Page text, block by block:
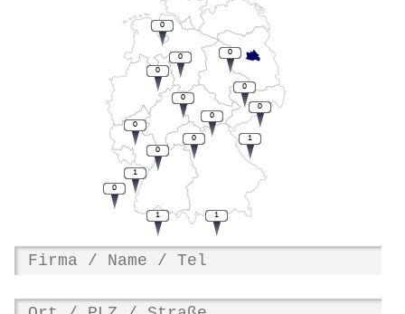
1
0
0
0
0
0
0
0
0
0
0
0
1
1
0
1